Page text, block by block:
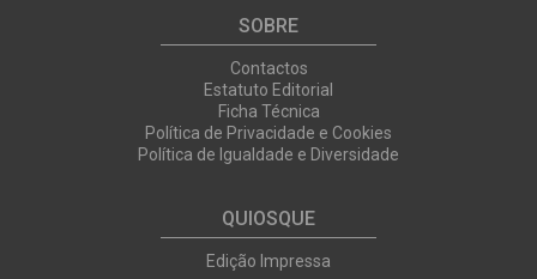
SOBRE
Contactos
Estatuto Editorial
Ficha Técnica
Política de Privacidade e Cookies
Política de Igualdade e Diversidade
QUIOSQUE
Edição Impressa